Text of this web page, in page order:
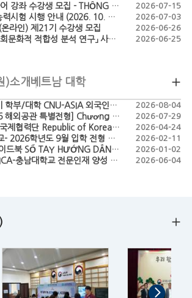
제44기 자체 한국어 강좌 수강생 모집 - THÔNG BÁO CHIÊU SINH HỌC VIÊN LỚP TIẾNG HÀN KHÓA 44 2026-07-15
제108회 한국어능력시험 시행 안내 (2026. 10. 18.) 2026-07-03
라인) 제21기 수강생 모집 2026-06-26
「TOPIK 문항의 사회문화적 적합성 분석 연구」 사업 간접보조사업자 공모 (재공고) 2026-06-25
)소개 베트남 대학
「2027학년도 전기 학부/대학 CNU-ASIA 외국인특별전형 모집요강」 TUYỂN SINH CHƯƠNG TRÌNH CNU-ASIA DÀNH CHO SINH VIÊN QUỐC TẾ HỆ ĐẠI HỌC/ CAO HỌC NĂM 2027 2026-08-04
[경북대학교 2026 해외공관 특별전형] Chương trình tuyển sinh đặc biệt năm 2026 của Đại học Quốc gia Kyungpook (Kyungpook National University) 2026-07-29
[경북대학교-한국국제협력단 Republic of Korea Scholarship Program – Master’s in Agriculture 2026] CHƯƠNG TRÌNH HỌC BỔNG KOICA - KNU 2026 2026-04-24
[한국외국어대학교- 2026학년도 9월 입학 전형 모집요강 ]-THÔNG TIN TUYỂN SINH HỌC KỲ THÁNG 9 NĂM 2026-CHƯƠNG TRÌNH TUYỂN SINH ĐẶC BIỆT DÀNH CHO SINH VIÊN QUỐC TẾ 2026-02-11
외국인 유학생 가이드북 SỔ TAY HƯỚNG DẪN DÀNH CHO DU HỌC SINH HÀN QUỐC 2026-01-02
(2026학년도 KOICA-충남대학교 전문인재 양성 프로그램 모집요강) KOICA-CNU NEXT Fellowship 2026 2026-06-04